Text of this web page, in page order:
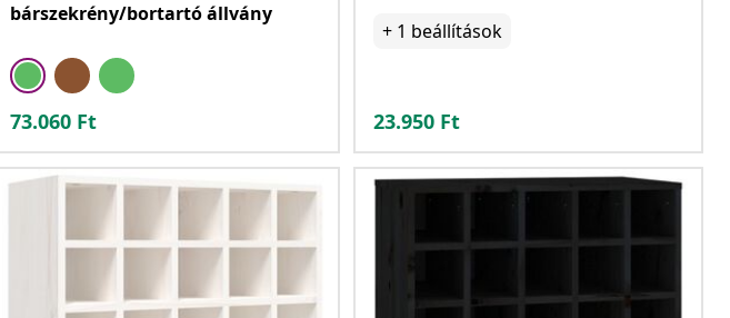
bárszekrény/bortartó állvány
73.060 Ft
+ 1 beállítások
23.950 Ft